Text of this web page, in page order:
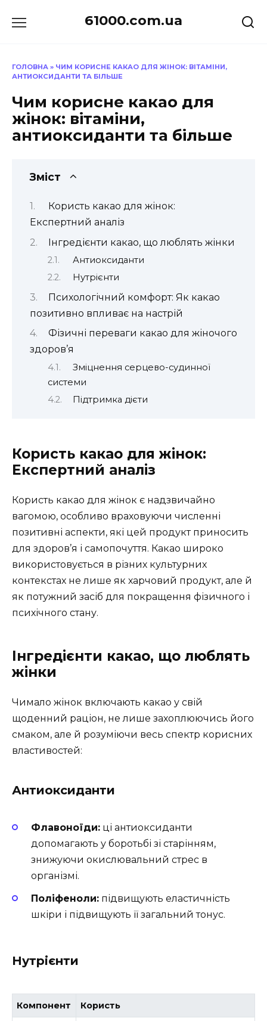
до
61000.com.ua
ГОЛОВНА » ЧИМ КОРИСНЕ КАКАО ДЛЯ ЖІНОК: ВІТАМІНИ,
АНТИОКСИДАНТИ ТА БІЛЬШЕ
Чим корисне какао для
жінок: вітаміни,
антиоксиданти та більше
Зміст
Користь какао для жінок:
Експертний аналіз
Інгредієнти какао, що люблять жінки
Антиоксиданти
Нутрієнти
Психологічний комфорт: Як какао
позитивно впливає на настрій
Фізичні переваги какао для жіночого
здоров’я
Зміцнення серцево-судинної
системи
Підтримка дієти
Користь какао для жінок:
Експертний аналіз
Користь какао для жінок є надзвичайно
вагомою, особливо враховуючи численні
позитивні аспекти, які цей продукт приносить
для здоров’я і самопочуття. Какао широко
використовується в різних культурних
контекстах не лише як харчовий продукт, але й
як потужний засіб для покращення фізичного і
психічного стану.
Інгредієнти какао, що люблять
жінки
Чимало жінок включають какао у свій
щоденний раціон, не лише захоплюючись його
смаком, але й розуміючи весь спектр корисних
властивостей:
Антиоксиданти
Флавоноїди: ці антиоксиданти
допомагають у боротьбі зі старінням,
знижуючи окислювальний стрес в
організмі.
Поліфеноли: підвищують еластичність
шкіри і підвищують її загальний тонус.
Нутрієнти
Компонент Користь